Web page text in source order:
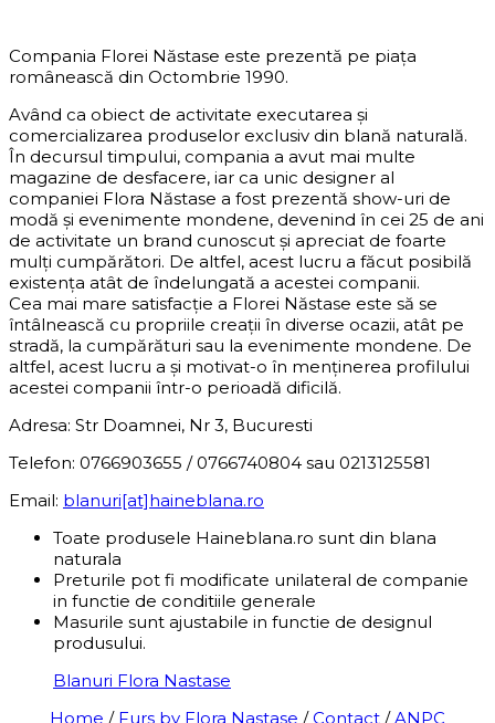
Compania Florei Năstase este prezentă pe piața
românească din Octombrie 1990.
Având ca obiect de activitate executarea și
comercializarea produselor exclusiv din blană naturală.
În decursul timpului, compania a avut mai multe
magazine de desfacere, iar ca unic designer al
companiei Flora Năstase a fost prezentă show-uri de
modă și evenimente mondene, devenind în cei 25 de ani
de activitate un brand cunoscut și apreciat de foarte
mulți cumpărători. De altfel, acest lucru a făcut posibilă
existența atât de îndelungată a acestei companii.
Cea mai mare satisfacție a Florei Năstase este să se
întâlnească cu propriile creații în diverse ocazii, atât pe
stradă, la cumpărături sau la evenimente mondene. De
altfel, acest lucru a și motivat-o în menținerea profilului
acestei companii într-o perioadă dificilă.
Adresa: Str Doamnei, Nr 3, Bucuresti
Telefon: 0766903655 / 0766740804 sau 0213125581
Email: blanuri[at]haineblana.ro
Toate produsele Haineblana.ro sunt din blana
naturala
Preturile pot fi modificate unilateral de companie
in functie de conditiile generale
Masurile sunt ajustabile in functie de designul
produsului.
Blanuri Flora Nastase
Home / Furs by Flora Nastase /Contact /ANPC